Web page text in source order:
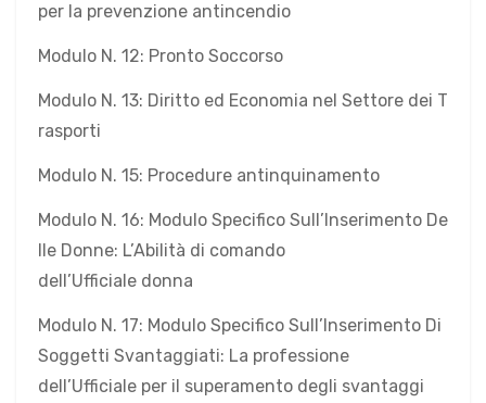
per la prevenzione antincendio
Modulo N. 12: Pronto Soccorso
Modulo N. 13: Diritto ed Economia nel Settore dei T
rasporti
Modulo N. 15: Procedure antinquinamento
Modulo N. 16: Modulo Specifico Sull’Inserimento De
lle Donne: L’Abilità di comando
dell’Ufficiale donna
Modulo N. 17: Modulo Specifico Sull’Inserimento Di
Soggetti Svantaggiati: La professione
dell’Ufficiale per il superamento degli svantaggi